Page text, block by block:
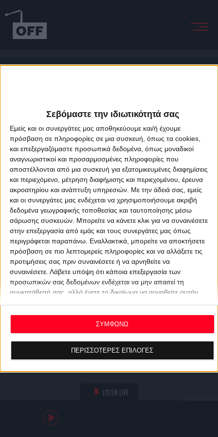
Σεβόμαστε την ιδιωτικότητά σας
Εμείς και οι συνεργάτες μας αποθηκεύουμε και/ή έχουμε
πρόσβαση σε πληροφορίες σε μια συσκευή, όπως τα cookies,
και επεξεργαζόμαστε προσωπικά δεδομένα, όπως μοναδικοί
αναγνωριστικοί και προσαρμοσμένες πληροφορίες που
αποστέλλονται από μια συσκευή για εξατομικευμένες διαφημίσεις
και περιεχόμενο, μέτρηση διαφήμισης και περιεχομένου, έρευνα
ακροατηρίου και ανάπτυξη υπηρεσιών. Με την άδειά σας, εμείς
και οι συνεργάτες μας ενδέχεται να χρησιμοποιήσουμε ακριβή
δεδομένα γεωγραφικής τοποθεσίας και ταυτοποίησης μέσω
σάρωσης συσκευών. Μπορείτε να κάνετε κλικ για να συναινέσετε
στην επεξεργασία από εμάς και τους συνεργάτες μας όπως
περιγράφεται παραπάνω. Εναλλακτικά, μπορείτε να αποκτήσετε
πρόσβαση σε πιο λεπτομερείς πληροφορίες και να αλλάξετε τις
προτιμήσεις σας πριν συναινέσετε ή να αρνηθείτε να
συναινέσετε. Λάβετε υπόψη ότι κάποια επεξεργασία των
προσωπικών σας δεδομένων ενδέχεται να μην απαιτεί τη
συγκατάθεσή σας, αλλά έχετε το δικαίωμα να αρνηθείτε αυτήν
ανακαλέσετε τη συγκατάθεσή σας ανά πάσα στιγμή
επιστρέφοντας σε αυτόν τον ιστότοπο και κάνοντας κλικ στο
κουμπί "Απορρήτου" στο κάτω μέρος της ιστοσελίδας.
ΠΕΡΙΣΣΟΤΕΡΕΣ ΕΠΙΛΟΓΕΣ
ΣΥΜΦΩΝΩ
LISTEN LIVE
About Offradio Business Class Terms & Conditions
Privacy Policy
Designed & developed byporcupine colors&Fotis Alexandrou